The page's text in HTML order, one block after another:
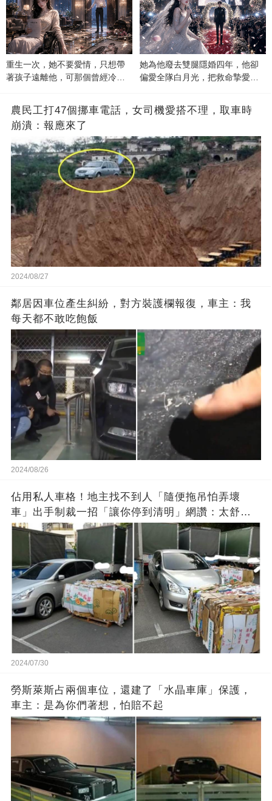
重生一次，她不要愛情，只想帶
著孩子遠離他，可那個曾經冷漠
她為他廢去雙腿隱婚四年，他卻
偏愛全隊白月光，把救命摯愛當
農民工打47個挪車電話，女司機愛搭不理，取車時
崩潰：報應來了
2024/08/27
鄰居因車位產生糾紛，對方裝護欄報復，車主：我
每天都不敢吃飽飯
2024/08/26
佔用私人車格！地主找不到人「隨便拖吊怕弄壞
車」出手制裁一招「讓你停到清明」網讚：太舒壓
了
2024/07/30
勞斯萊斯占兩個車位，還建了「水晶車庫」保護，
車主：是為你們著想，怕賠不起